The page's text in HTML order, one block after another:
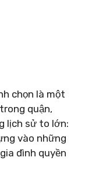
chọn là một
quận,
lịch sử to lớn:
vào những
đình quyền